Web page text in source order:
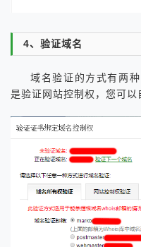
4、验证域名
域名验证的方式有两
是验证网站控制权，您可以